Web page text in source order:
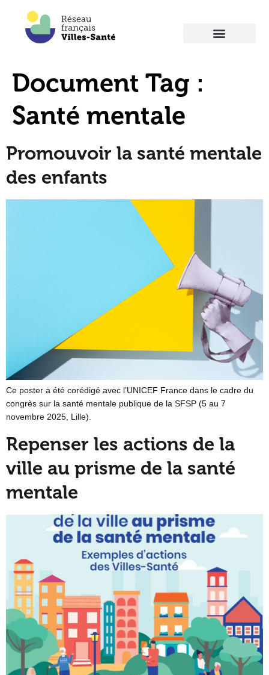
Document Tag :
Santé mentale
Promouvoir la santé mentale
des enfants
Ce poster a été corédigé avec l’UNICEF France dans le cadre du
congrès sur la santé mentale publique de la SFSP (5 au 7
novembre 2025, Lille).
Repenser les actions de la
ville au prisme de la santé
mentale